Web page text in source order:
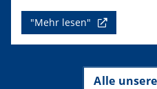
"Mehr lesen"
Alle